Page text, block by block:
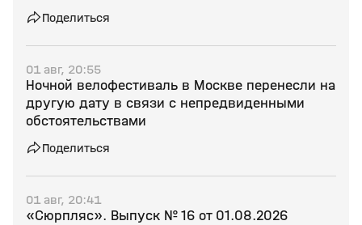
Поделиться
01 авг, 20:55
Ночной велофестиваль в Москве перенесли на
другую дату в связи с непредвиденными
обстоятельствами
Поделиться
01 авг, 20:41
«Сюрпляс». Выпуск № 16 от 01.08.2026